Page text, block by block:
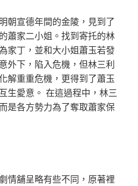
朝宣德年間的金陵，見到了
蕭家二小姐。找到寄托的林
家丁，並和大小姐蕭玉若發
外下，陷入危機，但林三利
解重重危機，更得到了蕭玉
生愛意。 在這過程中，林三
是各方勢力為了奪取蕭家保
情舖呈略有些不同，原著裡